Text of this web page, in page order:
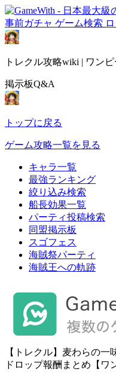
事前ガチャ ゲーム検索
トレクル攻略wiki | ワン
掲示板Q&A
トップに戻る
ゲーム攻略一覧を見る
キャラ一覧
最強ランキング
絞り込み検索
船長効果一覧
パーティ投稿検索
同盟掲示板
スゴフェス
海賊祭パーティ
海賊王への軌跡
【トレクル】麦わらの
ドロップ報酬まとめ【ワ